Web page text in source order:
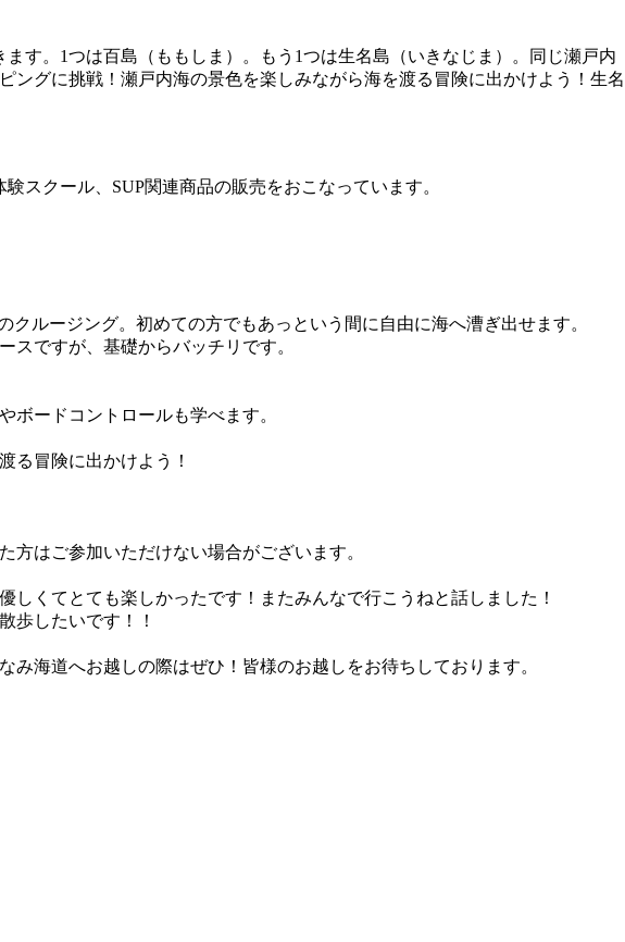
す。1つは百島（ももしま）。もう1つは生名島（いきなじま）。同じ瀬戸内
グに挑戦！瀬戸内海の景色を楽しみながら海を渡る冒険に出かけよう！生名
スクール、SUP関連商品の販売をおこなっています。
ルージング。初めての方でもあっという間に自由に海へ漕ぎ出せます。
スですが、基礎からバッチリです。
ボードコントロールも学べます。
る冒険に出かけよう！
はご参加いただけない場合がございます。
くてとても楽しかったです！またみんなで行こうねと話しました！
歩したいです！！
海道へお越しの際はぜひ！皆様のお越しをお待ちしております。